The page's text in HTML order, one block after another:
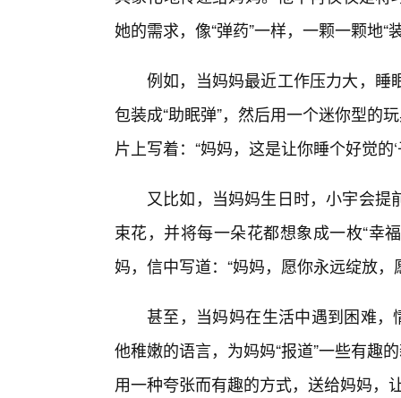
她的需求，像“弹药”一样，一颗一颗地“
例如，当妈妈最近工作压力大，睡
包装成“助眠弹”，然后用一个迷你型的
片上写着：“妈妈，这是让你睡个好觉的
又比如，当妈妈生日时，小宇会
束花，并将每一朵花都想象成一枚“幸
妈，信中写道：“妈妈，愿你永远绽放，
甚至，当妈妈在生活中遇到困难，
他稚嫩的语言，为妈妈“报道”一些有趣
用一种夸张而有趣的方式，送给妈妈，